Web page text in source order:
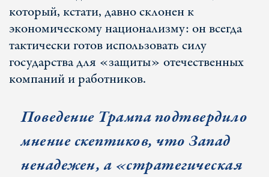
который, кстати, давно склонен к
экономическому национализму: он всегда
тактически готов использовать силу
государства для «защиты» отечественных
компаний и работников.
Поведение Трампа подтвердило
мнение скептиков, что Запад
ненадежен, а «стратегическая